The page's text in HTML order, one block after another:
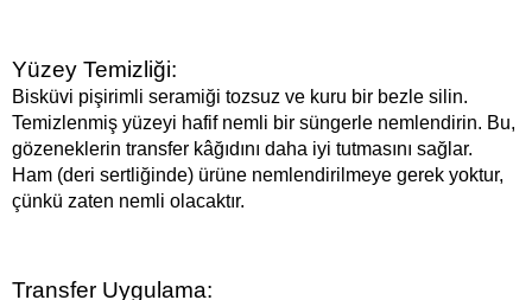
Yüzey Temizliği:
Bisküvi pişirimli seramiği tozsuz ve kuru bir bezle silin.
Temizlenmiş yüzeyi hafif nemli bir süngerle nemlendirin. Bu,
gözeneklerin transfer kâğıdını daha iyi tutmasını sağlar.
Ham (deri sertliğinde) ürüne nemlendirilmeye gerek yoktur,
çünkü zaten nemli olacaktır.
Transfer Uygulama: